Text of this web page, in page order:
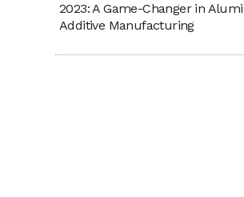
2023: A Game-Changer in
Additive Manufacturing